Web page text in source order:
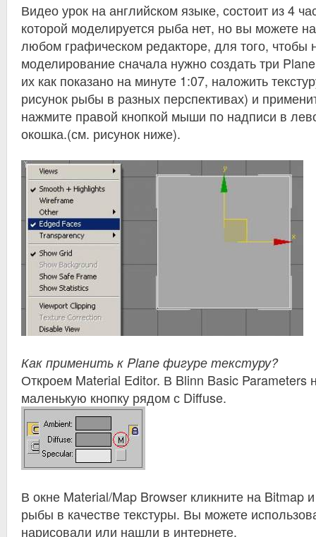
Видео урок на английском языке, состоит из 4
которой моделируется рыба нет, но вы можете
любом графическом редакторе, для того, чтобы
моделирование сначала нужно создать три
их как показано на минуте 1:07, наложить
рисунок рыбы в разных перспективах) и
нажмите правой кнопкой мыши по надписи в
окошка.(см. рисунок ниже).
Как применить к Plane фигуре текстуру?
Откроем Material Editor. В Blinn Basic Parameters
маленькую кнопку рядом с Diffuse.
В окне Material/Map Browser кликните на Bitmap
рыбы в качестве текстуры. Вы можете
нарисовали или нашли в интернете.